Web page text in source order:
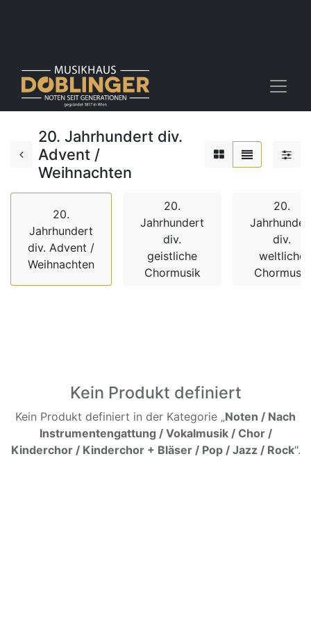
20. Jahrhundert div.
Advent /
Weihnachten
20.
Jahrhundert
div. Advent /
Weihnachten
20.
Jahrhundert
div.
geistliche
Chormusik
20.
div.
weltliche
Chormusik
Kein Produkt definiert
Kein Produkt definiert in der Kategorie „Noten / Nach
Instrumentengattung / Vokalmusik / Chor /
Kinderchor / Kinderchor + Bläser / Pop / Jazz / Rock".